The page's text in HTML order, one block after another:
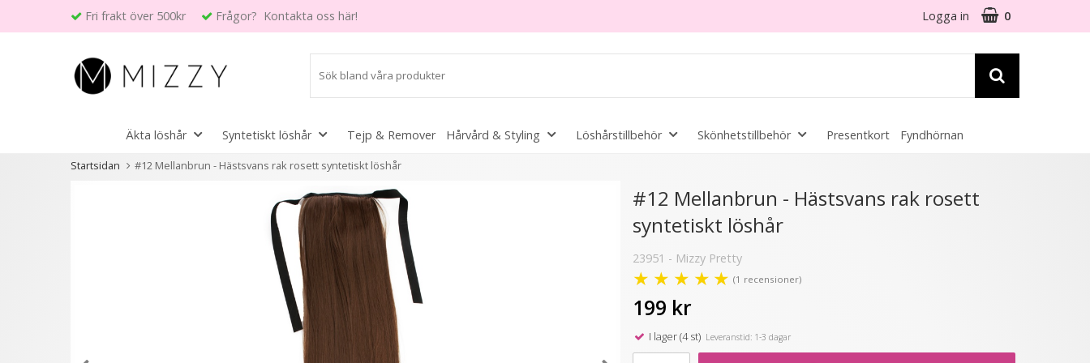
Fri frakt över 500kr Frågor? Kontakta oss här! Logga in 0
Äkta löshår Syntetiskt löshår Tejp & Remover Hårvård & Styling Löshårstillbehör Skönhetstillbehör Presentkort Fyndhörnan
Startsidan #12 Mellanbrun - Hästsvans rak rosett syntetiskt löshår
#12 Mellanbrun - Hästsvans rak rosett
syntetiskt löshår
23951 - Mizzy Pretty
★ ★ ★ ★ ★ (1 recensioner)
199 kr
I lager (4 st)Leveranstid: 1-3 dagar